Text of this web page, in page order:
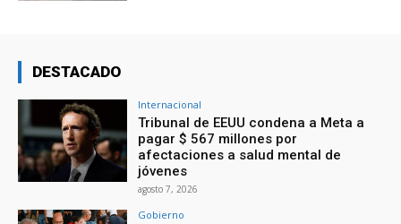
DESTACADO
Internacional
Tribunal de EEUU condena a Meta a
pagar $ 567 millones por
afectaciones a salud mental de
jóvenes
agosto 7, 2026
Gobierno